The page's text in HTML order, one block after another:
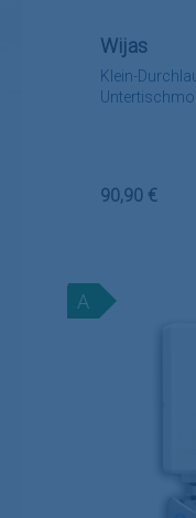
Klein-
Wijas
Regulärer
90,90 €
A